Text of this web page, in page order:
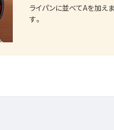
ライパンに並べてAを加え
す。